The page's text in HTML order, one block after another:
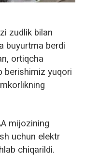
zudlik bilan
buyurtma berdi
ortiqcha
berishimiz yuqori
mijozining
uchun elektr
chiqarildi.